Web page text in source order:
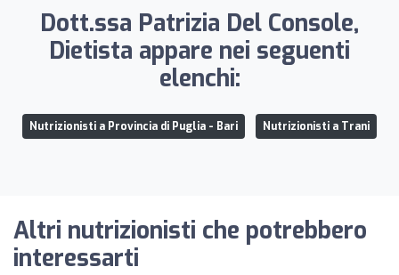
Dott.ssa Patrizia Del Console,
Dietista appare nei seguenti
elenchi:
Nutrizionisti a Provincia di Puglia - Bari Nutrizionisti a Trani
Altri nutrizionisti che potrebbero
interessarti